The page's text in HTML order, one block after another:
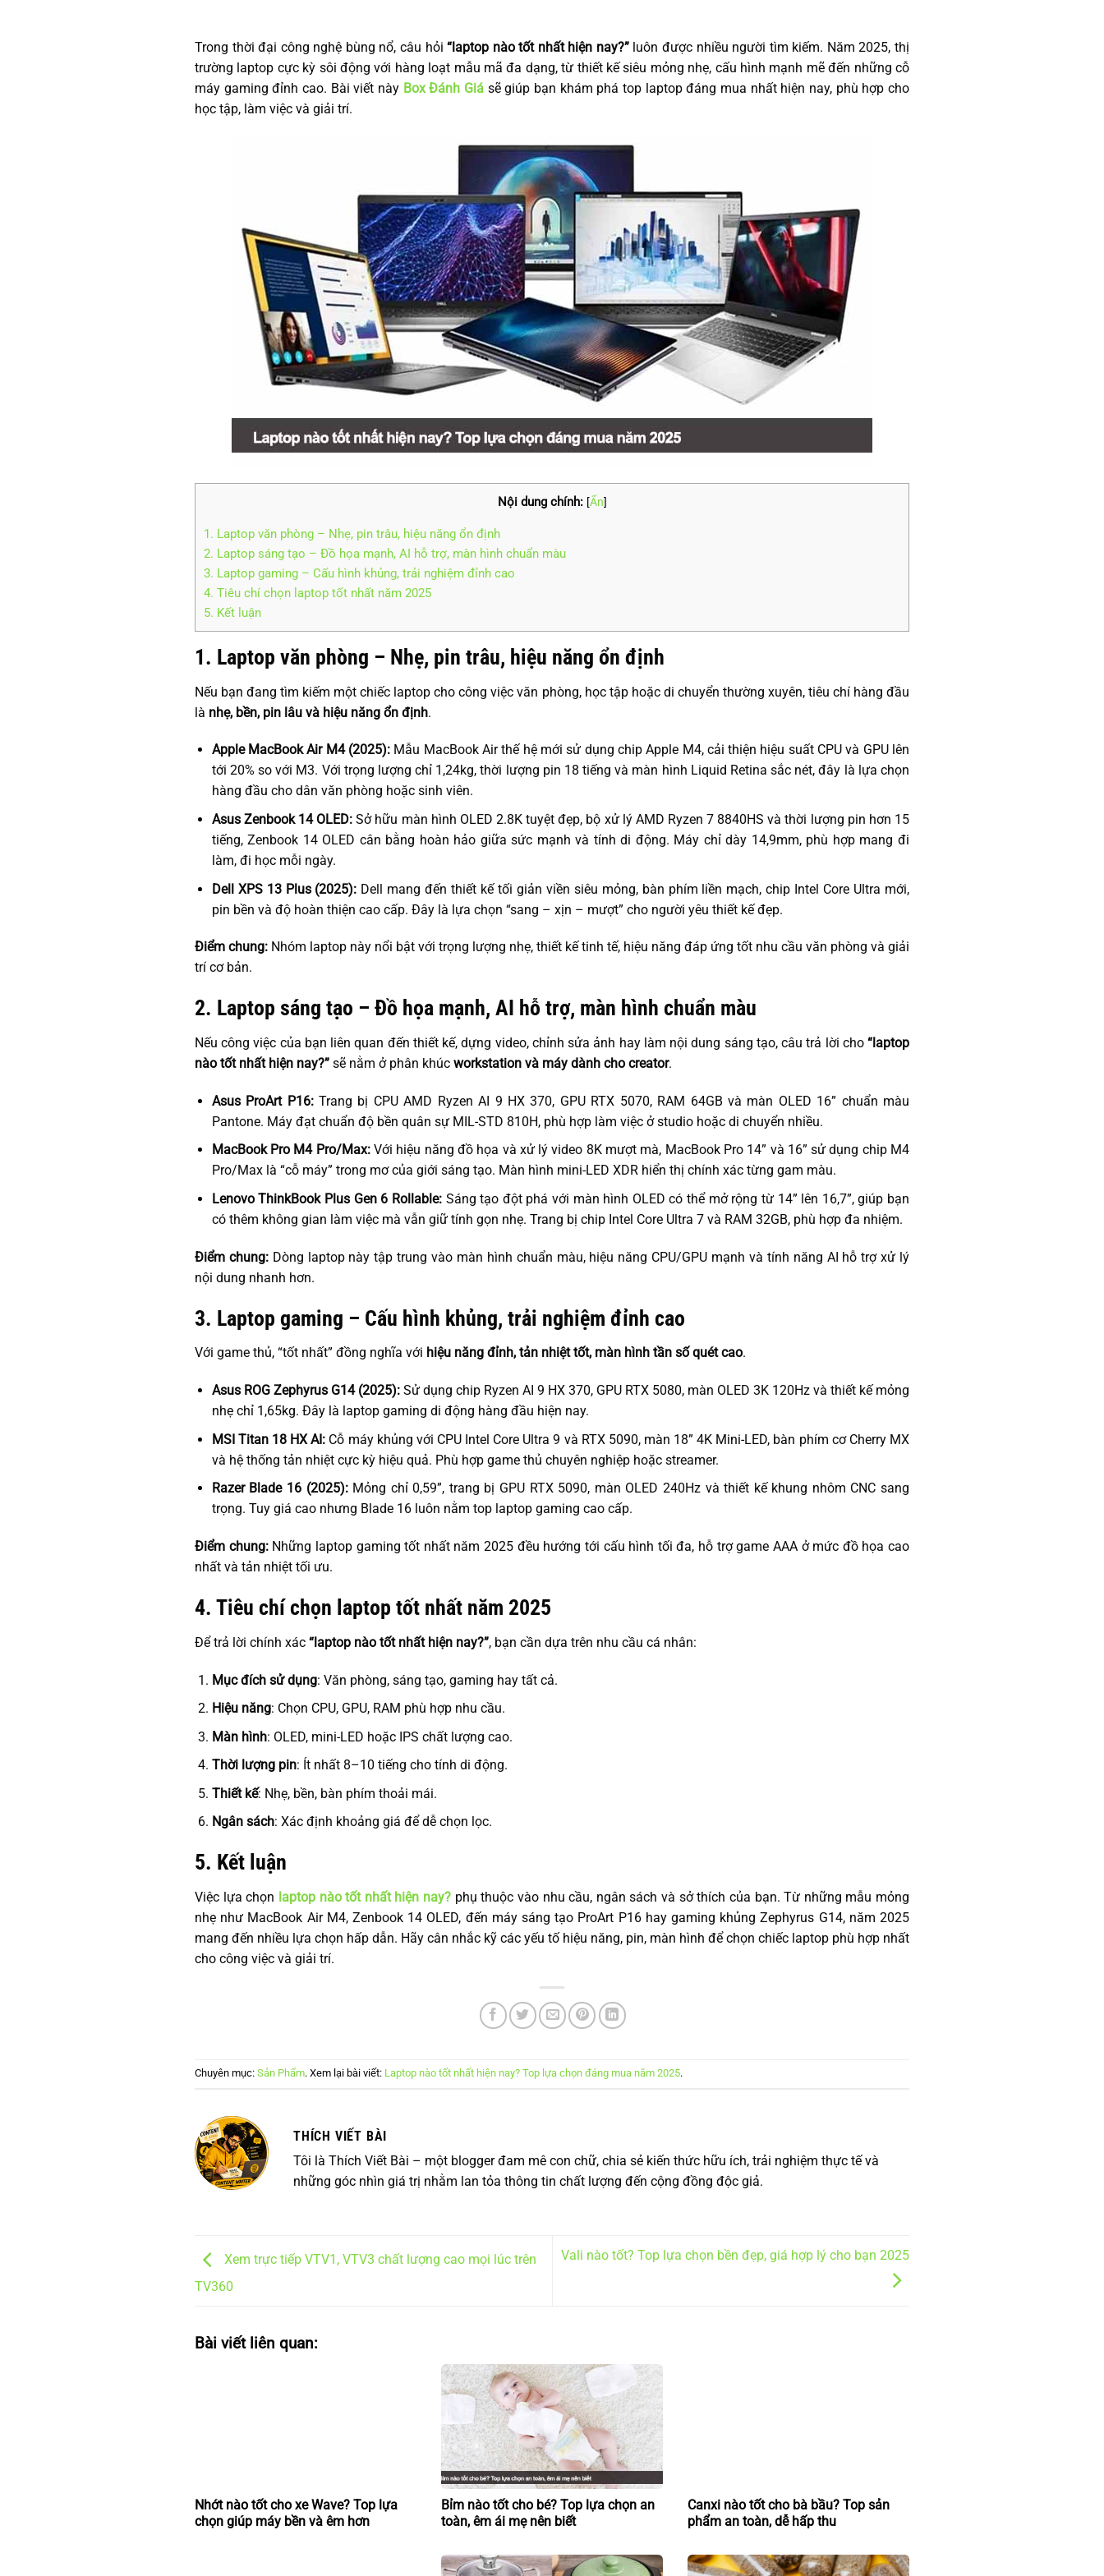
Trong thời đại công nghệ bùng nổ, câu hỏi“laptop nào tốt nhất hiện nay?”luôn được nhiều người tìm kiếm. Năm 2025, thị
trường laptop cực kỳ sôi động với hàng loạt mẫu mã đa dạng, từ thiết kế siêu mỏng nhẹ, cấu hình mạnh mẽ đến những cỗ
máy gaming đỉnh cao. Bài viết này Box Đánh Giá sẽ giúp bạn khám phá top laptop đáng mua nhất hiện nay, phù hợp cho
học tập, làm việc và giải trí.
Nội dung chính: [Ẩn]
1. Laptop văn phòng – Nhẹ, pin trâu, hiệu năng ổn định
2. Laptop sáng tạo – Đồ họa mạnh, AI hỗ trợ, màn hình chuẩn màu
3. Laptop gaming – Cấu hình khủng, trải nghiệm đỉnh cao
4. Tiêu chí chọn laptop tốt nhất năm 2025
5. Kết luận
1. Laptop văn phòng – Nhẹ, pin trâu, hiệu năng ổn định
Nếu bạn đang tìm kiếm một chiếc laptop cho công việc văn phòng, học tập hoặc di chuyển thường xuyên, tiêu chí hàng đầu
là nhẹ, bền, pin lâu và hiệu năng ổn định.
Apple MacBook Air M4 (2025): Mẫu MacBook Air thế hệ mới sử dụng chip Apple M4, cải thiện hiệu suất CPU và GPU lên
tới 20% so với M3. Với trọng lượng chỉ 1,24kg, thời lượng pin 18 tiếng và màn hình Liquid Retina sắc nét, đây là lựa chọn
hàng đầu cho dân văn phòng hoặc sinh viên.
Asus Zenbook 14 OLED:Sở hữu màn hình OLED 2.8K tuyệt đẹp, bộ xử lý AMD Ryzen 7 8840HS và thời lượng pin hơn 15
tiếng, Zenbook 14 OLED cân bằng hoàn hảo giữa sức mạnh và tính di động. Máy chỉ dày 14,9mm, phù hợp mang đi
làm, đi học mỗi ngày.
Dell XPS 13 Plus (2025): Dell mang đến thiết kế tối giản viền siêu mỏng, bàn phím liền mạch, chip Intel Core Ultra mới,
pin bền và độ hoàn thiện cao cấp. Đây là lựa chọn “sang – xịn – mượt” cho người yêu thiết kế đẹp.
Điểm chung: Nhóm laptop này nổi bật với trọng lượng nhẹ, thiết kế tinh tế, hiệu năng đáp ứng tốt nhu cầu văn phòng và giải
trí cơ bản.
2. Laptop sáng tạo – Đồ họa mạnh, AI hỗ trợ, màn hình chuẩn màu
Nếu công việc của bạn liên quan đến thiết kế, dựng video, chỉnh sửa ảnh hay làm nội dung sáng tạo, câu trả lời cho “laptop
nào tốt nhất hiện nay?” sẽ nằm ở phân khúc workstation và máy dành cho creator.
Asus ProArt P16:Trang bị CPU AMD Ryzen AI 9 HX 370, GPU RTX 5070, RAM 64GB và màn OLED 16” chuẩn màu
Pantone. Máy đạt chuẩn độ bền quân sự MIL-STD 810H, phù hợp làm việc ở studio hoặc di chuyển nhiều.
MacBook Pro M4 Pro/Max: Với hiệu năng đồ họa và xử lý video 8K mượt mà, MacBook Pro 14” và 16” sử dụng chip M4
Pro/Max là “cỗ máy” trong mơ của giới sáng tạo. Màn hình mini-LED XDR hiển thị chính xác từng gam màu.
Lenovo ThinkBook Plus Gen 6 Rollable: Sáng tạo đột phá với màn hình OLED có thể mở rộng từ 14” lên 16,7”, giúp bạn
có thêm không gian làm việc mà vẫn giữ tính gọn nhẹ. Trang bị chip Intel Core Ultra 7 và RAM 32GB, phù hợp đa nhiệm.
Điểm chung:Dòng laptop này tập trung vào màn hình chuẩn màu, hiệu năng CPU/GPU mạnh và tính năng AI hỗ trợ xử lý
nội dung nhanh hơn.
3. Laptop gaming – Cấu hình khủng, trải nghiệm đỉnh cao
Với game thủ, “tốt nhất” đồng nghĩa với hiệu năng đỉnh, tản nhiệt tốt, màn hình tần số quét cao.
Asus ROG Zephyrus G14 (2025): Sử dụng chip Ryzen AI 9 HX 370, GPU RTX 5080, màn OLED 3K 120Hz và thiết kế mỏng
nhẹ chỉ 1,65kg. Đây là laptop gaming di động hàng đầu hiện nay.
MSI Titan 18 HX AI: Cỗ máy khủng với CPU Intel Core Ultra 9 và RTX 5090, màn 18” 4K Mini-LED, bàn phím cơ Cherry MX
và hệ thống tản nhiệt cực kỳ hiệu quả. Phù hợp game thủ chuyên nghiệp hoặc streamer.
Razer Blade 16 (2025): Mỏng chỉ 0,59”, trang bị GPU RTX 5090, màn OLED 240Hz và thiết kế khung nhôm CNC sang
trọng. Tuy giá cao nhưng Blade 16 luôn nằm top laptop gaming cao cấp.
Điểm chung:Những laptop gaming tốt nhất năm 2025 đều hướng tới cấu hình tối đa, hỗ trợ game AAA ở mức đồ họa cao
nhất và tản nhiệt tối ưu.
4. Tiêu chí chọn laptop tốt nhất năm 2025
Để trả lời chính xác “laptop nào tốt nhất hiện nay?”, bạn cần dựa trên nhu cầu cá nhân:
Mục đích sử dụng: Văn phòng, sáng tạo, gaming hay tất cả.
Hiệu năng: Chọn CPU, GPU, RAM phù hợp nhu cầu.
Màn hình: OLED, mini-LED hoặc IPS chất lượng cao.
Thời lượng pin: Ít nhất 8–10 tiếng cho tính di động.
Thiết kế: Nhẹ, bền, bàn phím thoải mái.
Ngân sách: Xác định khoảng giá để dễ chọn lọc.
5. Kết luận
Việc lựa chọn laptop nào tốt nhất hiện nay? phụ thuộc vào nhu cầu, ngân sách và sở thích của bạn. Từ những mẫu mỏng
nhẹ như MacBook Air M4, Zenbook 14 OLED, đến máy sáng tạo ProArt P16 hay gaming khủng Zephyrus G14, năm 2025
mang đến nhiều lựa chọn hấp dẫn. Hãy cân nhắc kỹ các yếu tố hiệu năng, pin, màn hình để chọn chiếc laptop phù hợp nhất
cho công việc và giải trí.
Chuyên mục: Sản Phẩm. Xem lại bài viết: Laptop nào tốt nhất hiện nay? Top lựa chọn đáng mua năm 2025.
THÍCH VIẾT BÀI
Tôi là Thích Viết Bài – một blogger đam mê con chữ, chia sẻ kiến thức hữu ích, trải nghiệm thực tế và
những góc nhìn giá trị nhằm lan tỏa thông tin chất lượng đến cộng đồng độc giả.
Xem trực tiếp VTV1, VTV3 chất lượng cao mọi lúc trên
TV360
Vali nào tốt? Top lựa chọn bền đẹp, giá hợp lý cho bạn 2025
Bài viết liên quan:
Nhớt nào tốt cho xe Wave? Top lựa
chọn giúp máy bền và êm hơn
Bỉm nào tốt cho bé? Top lựa chọn an
toàn, êm ái mẹ nên biết
Canxi nào tốt cho bà bầu? Top sản
phẩm an toàn, dễ hấp thu